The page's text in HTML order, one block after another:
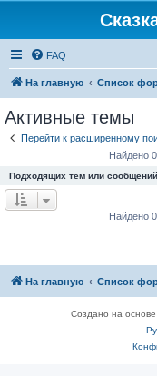
FAQ
На главную Список
Активные темы
Перейти к расширенному
Найдено
Подходящих тем или
Найдено
На главную Список
Создано на основе